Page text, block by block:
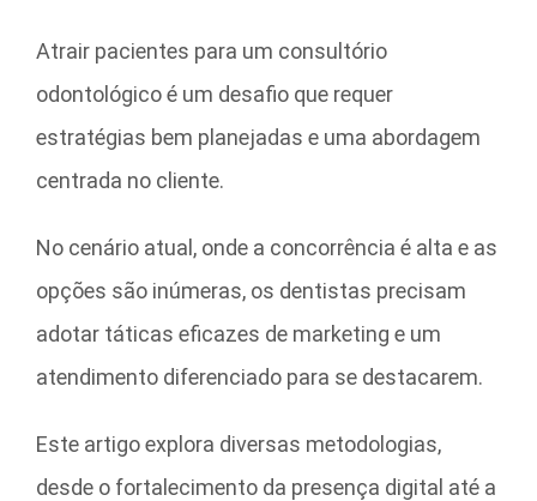
Atrair pacientes para um consultório
odontológico é um desafio que requer
estratégias bem planejadas e uma abordagem
centrada no cliente.
No cenário atual, onde a concorrência é alta e as
opções são inúmeras, os dentistas precisam
adotar táticas eficazes de marketing e um
atendimento diferenciado para se destacarem.
Este artigo explora diversas metodologias,
desde o fortalecimento da presença digital até a